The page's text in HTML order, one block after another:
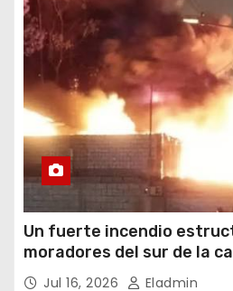
Un fuerte incendio
moradores del sur de la
noche del miércoles 15 de
Jul 16, 2026 Eladmin